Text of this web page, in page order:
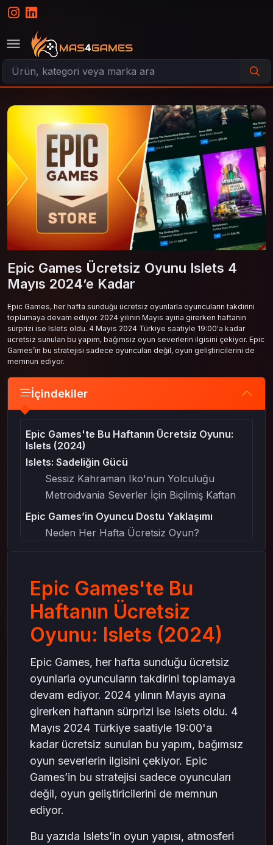
Epic Games Ücretsiz Oyunu Islets 4
Mayıs 2024’e Kadar
Epic Games, her hafta sunduğu ücretsiz oyunlarla oyuncuların takdirini
toplamaya devam ediyor. 2024 yılının Mayıs ayına girerken haftanın
sürprizi ise Islets oldu. 4 Mayıs 2024 Türkiye saatiyle 19:00'a kadar
ücretsiz sunulan bu yapım, bağımsız oyun severlerin ilgisini çekiyor. Epic
Games’in bu stratejisi sadece oyuncuları değil, oyun geliştiricilerini de
memnun ediyor.
İçindekiler
Epic Games'te Bu Haftanın Ücretsiz Oyunu:
Islets (2024)
Islets: Sadeliğin Gücü
Sessiz Kahraman Iko'nun Yolculuğu
Metroidvania Severler İçin Biçilmiş Kaftan
Epic Games’in Oyuncu Dostu Yaklaşımı
Neden Her Hafta Ücretsiz Oyun?
Keşif ve Geri Dönüş
Düşmanlar ve Boss Savaşları
mas4games Tavsiye Ediyor: Fırsatları Kaçırma
Sonuç: Islets, Epic Games ve Kaçırılmayacak
Epic Games'te Bu
Haftanın Ücretsiz
Oyunu: Islets (2024)
Epic Games, her hafta sunduğu ücretsiz
oyunlarla oyuncuların takdirini toplamaya
devam ediyor. 2024 yılının Mayıs ayına
girerken haftanın sürprizi ise Islets oldu. 4
Mayıs 2024 Türkiye saatiyle 19:00'a
kadar ücretsiz sunulan bu yapım, bağımsız
oyun severlerin ilgisini çekiyor. Epic
Games’in bu stratejisi sadece oyuncuları
değil, oyun geliştiricilerini de memnun
ediyor.
Bu yazıda Islets’in oyun yapısı, atmosferi